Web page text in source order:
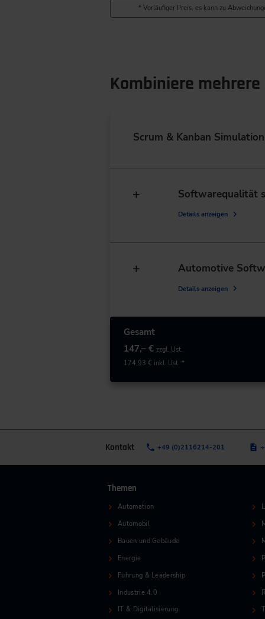
* Vorläufiger Preis, es kann zu
Kombiniere
Scrum & Kanban Simulation
Softwarequalität
Details anzeigen
Automotive
Details anzeigen
Gesamt
147,– € zzgl. Ust.
174,93 € inkl. Ust. *
Kontakt +49 (0)2116214-201
Themen
Automation
Automobil
Bauen und Gebäude
Energie
Führung & Leadership
Industrie 4.0
IT & Digitalisierung